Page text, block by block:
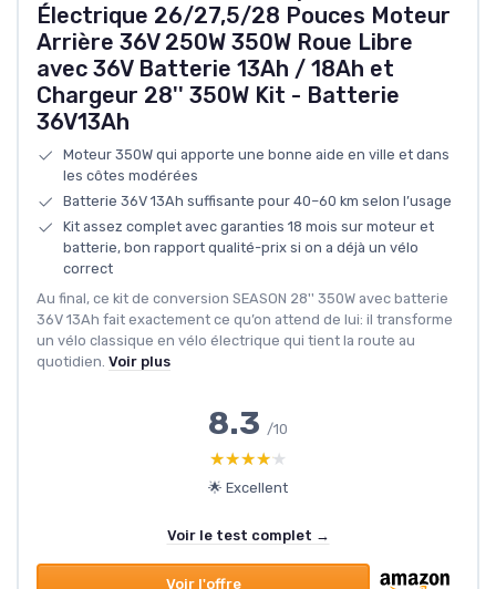
Électrique 26/27,5/28 Pouces Moteur
Arrière 36V 250W 350W Roue Libre
avec 36V Batterie 13Ah / 18Ah et
Chargeur 28'' 350W Kit - Batterie
36V13Ah
Moteur 350W qui apporte une bonne aide en ville et dans
les côtes modérées
Batterie 36V 13Ah suffisante pour 40–60 km selon l’usage
Kit assez complet avec garanties 18 mois sur moteur et
batterie, bon rapport qualité-prix si on a déjà un vélo
correct
Au final, ce kit de conversion SEASON 28'' 350W avec batterie
36V 13Ah fait exactement ce qu’on attend de lui: il transforme
un vélo classique en vélo électrique qui tient la route au
quotidien. Voir plus
8.3 /10
★★★★★
★★★★★
🌟 Excellent
Voir le test complet →
Voir l'offre